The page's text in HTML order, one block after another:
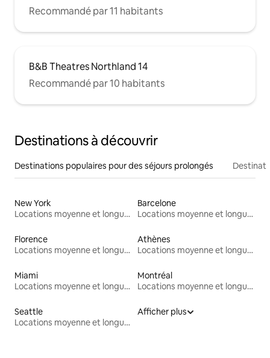
Recommandé par 11 habitants
B&B Theatres Northland 14
Recommandé par 10 habitants
Destinations à découvrir
Destinations populaires pour des séjours prolongés
New York
Locations moyenne et longue durée
Barcelone
Locations moyenne et longue durée
Florence
Locations moyenne et longue durée
Athènes
Locations moyenne et longue durée
Miami
Locations moyenne et longue durée
Montréal
Locations moyenne et longue durée
Seattle
Locations moyenne et longue durée
Afficher plus